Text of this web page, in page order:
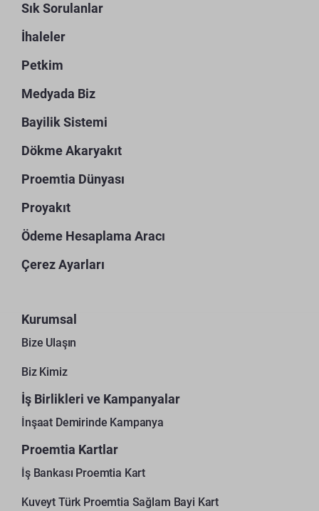
Sık Sorulanlar
İhaleler
Petkim
Medyada Biz
Bayilik Sistemi
Dökme Akaryakıt
Proemtia Dünyası
Proyakıt
Ödeme Hesaplama Aracı
Çerez Ayarları
Kurumsal
Bize Ulaşın
Biz Kimiz
İş Birlikleri ve Kampanyalar
İnşaat Demirinde Kampanya
Proemtia Kartlar
İş Bankası Proemtia Kart
Kuveyt Türk Proemtia Sağlam Bayi Kart